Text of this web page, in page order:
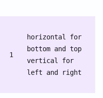
1
horizontal for
bottom and top
vertical for
left and right